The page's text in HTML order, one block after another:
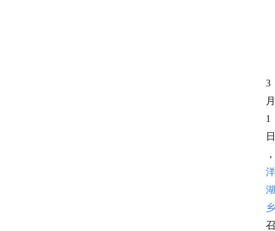
3
月
1
日
，
洋
湖
乡
召